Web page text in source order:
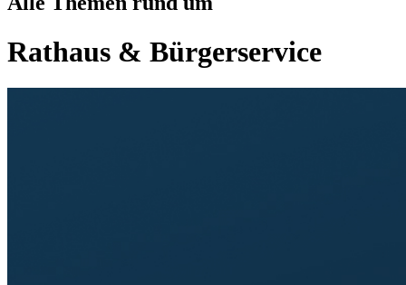
Rathaus & Bürgerservice